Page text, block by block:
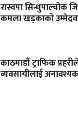
रास्वपा सिन्धुपाल्चोक
कमला खड्काको
काठमाडौं ट्राफिक
व्यवसायीलाई